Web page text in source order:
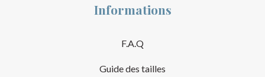
Informations
F.A.Q
Guide des tailles